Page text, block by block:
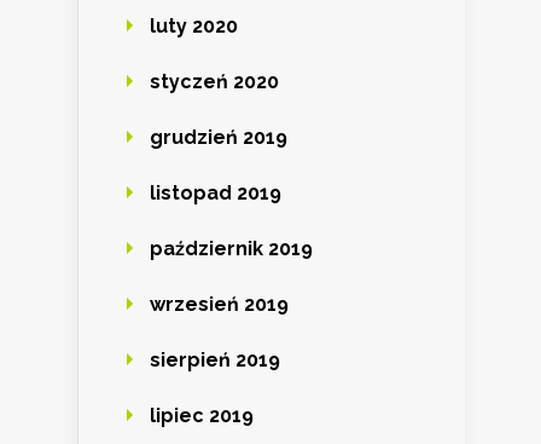
luty 2020
styczeń 2020
grudzień 2019
listopad 2019
październik 2019
wrzesień 2019
sierpień 2019
lipiec 2019